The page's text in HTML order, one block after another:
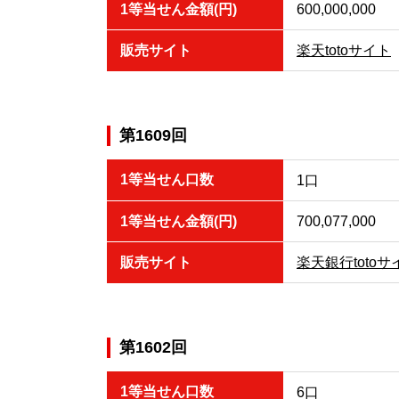
1等当せん金額(円) 600,000,000
販売サイト 楽天totoサイト
第1609回
1等当せん口数 1口
1等当せん金額(円) 700,077,000
販売サイト 楽天銀行totoサ
第1602回
1等当せん口数 6口